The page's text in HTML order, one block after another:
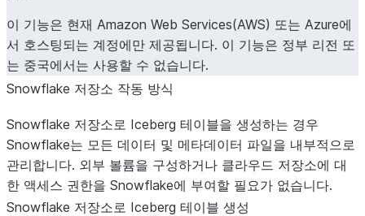
이 기능은 현재 Amazon Web Services(AWS) 또는 Azure에
서 호스팅되는 계정에만 제공됩니다. 이 기능은 정부 리전 또
는 중국에서는 사용할 수 없습니다.
Snowflake 저장소 작동 방식
Snowflake 저장소로 Iceberg 테이블을 생성하는 경우
Snowflake는 모든 데이터 및 메타데이터 파일을 내부적으로
관리합니다. 외부 볼륨을 구성하거나 클라우드 저장소에 대
한 액세스 권한을 Snowflake에 부여할 필요가 없습니다.
Snowflake 저장소로 Iceberg 테이블 생성